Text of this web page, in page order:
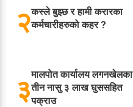
२कस्ले बुझ्छ र हामी करारका
कर्मचारीहरुको कहर ?
३मालपोत कार्यालय लगनखेलका
तीन नासु ३ लाख घुससहित
पक्राउ